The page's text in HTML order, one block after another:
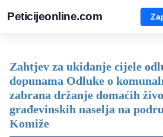
Peticijeonline.com
Zahtjev za ukidanje cijele
dopunama Odluke o
zabrana držanje domaćih
građevinskih naselja na
Komiže